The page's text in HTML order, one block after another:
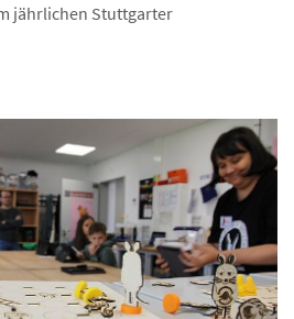
jährlichen Stuttgarter